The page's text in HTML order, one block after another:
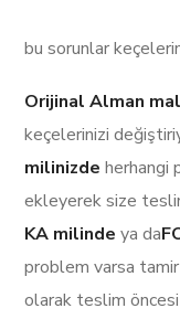
bu sorunlar
Orijinal Alman
keçelerinizi
milinizde herhangi
ekleyerek size
KA milinde ya da
problem varsa
olarak teslim